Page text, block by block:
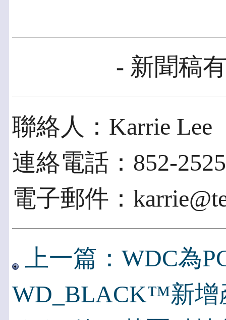
- 新聞稿
聯絡人：Karrie Lee
連絡電話：852-
電子郵件：
上一篇：WDC為
WD_BLACK™新增